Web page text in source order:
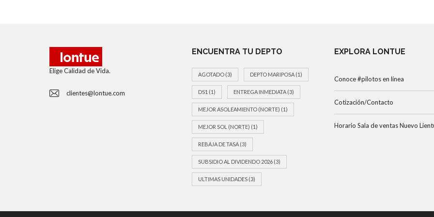
Elige Calidad de Vida.
clientes@lontue.com
ENCUENTRA TU DEPTO
AGOTADO (3) DEPTO MARIPOSA (1)
DS1 (1) ENTREGA INMEDIATA (3)
MEJOR ASOLEAMIENTO (NORTE) (1)
MEJOR SOL (NORTE) (1)
REBAJA DE TASA (3)
SUBSIDIO AL DIVIDENDO 2026 (3)
ULTIMAS UNIDADES (3)
EXPLORA LONTUE
Conoce #pilotos en línea
Cotización/Contacto
Horario Sala de ventas Nuevo